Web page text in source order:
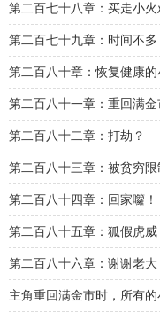
第二百七十八章：买走小火
第二百七十九章：时间不
第二百八十章：恢复健康
第二百八十一章：重回满
第二百八十二章：打劫？
第二百八十三章：被贫穷限
第二百八十四章：回家囖！
第二百八十五章：狐假虎威
第二百八十六章：谢谢老大
主角重回满金市时，所有的